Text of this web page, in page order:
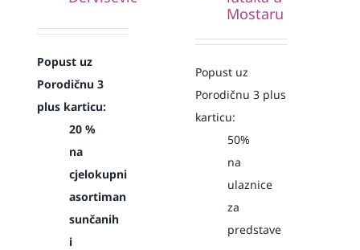
Popust uz
Porodičnu 3
plus karticu:
20 %
na
cjelokupni
asortiman
sunčanih
i
Mostaru
Popust uz
Porodičnu 3 plus
karticu:
50%
na
ulaznice
za
predstave